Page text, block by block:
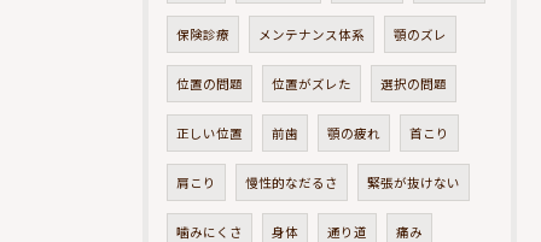
保険診療 メンテナンス体系 顎のズレ
位置の問題 位置がズレた 選択の問題
正しい位置 前歯 顎の疲れ 首こり
肩こり 慢性的なだるさ 緊張が抜けない
噛みにくさ 身体 通り道 痛み